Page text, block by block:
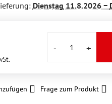
Dienstag 11.8.2026 −
Frage zum Produkt